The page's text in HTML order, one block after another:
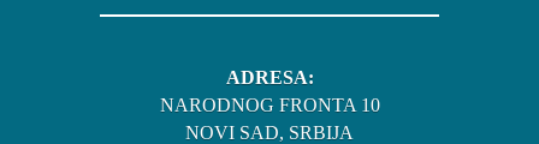
ADRESA:
NARODNOG FRONTA 10
NOVI SAD, SRBIJA